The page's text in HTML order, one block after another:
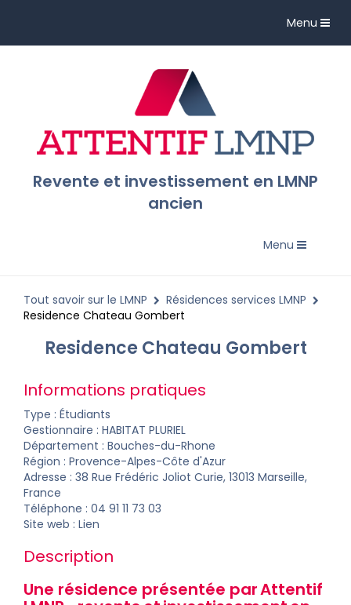
Toggle
Menu
Revente et investissement en LMNP
ancien
Toggle
Menu
Tout savoir sur le LMNP
Résidences services LMNP
Residence Chateau Gombert
Residence Chateau Gombert
Informations pratiques
Type : Étudiants
Gestionnaire : HABITAT PLURIEL
Département : Bouches-du-Rhone
Région : Provence-Alpes-Côte d'Azur
Adresse : 38 Rue Frédéric Joliot Curie, 13013 Marseille,
France
Téléphone : 04 91 11 73 03
Site web : Lien
Description
Une résidence présentée par Attentif